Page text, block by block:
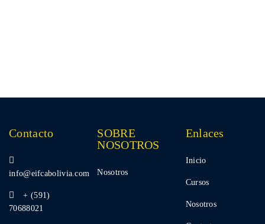
Contacto
info@eifcabolivia.com
+ (591)
70688021
SOBRE
NOSOTROS
Nosotros
Enlaces
Inicio
Cursos
Nosotros